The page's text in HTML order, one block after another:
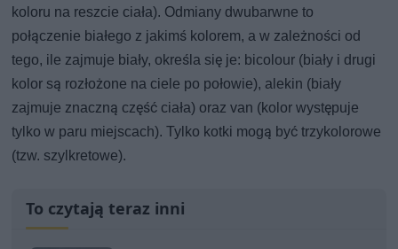
koloru na reszcie ciała). Odmiany dwubarwne to
połączenie białego z jakimś kolorem, a w zależności od
tego, ile zajmuje biały, określa się je: bicolour (biały i drugi
kolor są rozłożone na ciele po połowie), alekin (biały
zajmuje znaczną część ciała) oraz van (kolor występuje
tylko w paru miejscach). Tylko kotki mogą być trzykolorowe
(tzw. szylkretowe).
To czytają teraz inni